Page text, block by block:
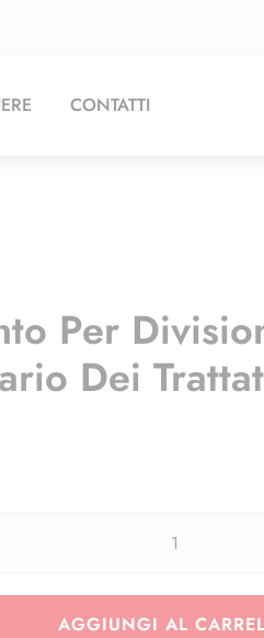
CONTATTI
Per
Dei
divisionale
AGGIUNGI AL